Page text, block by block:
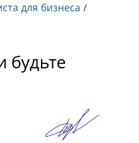
для бизнеса /
будьте